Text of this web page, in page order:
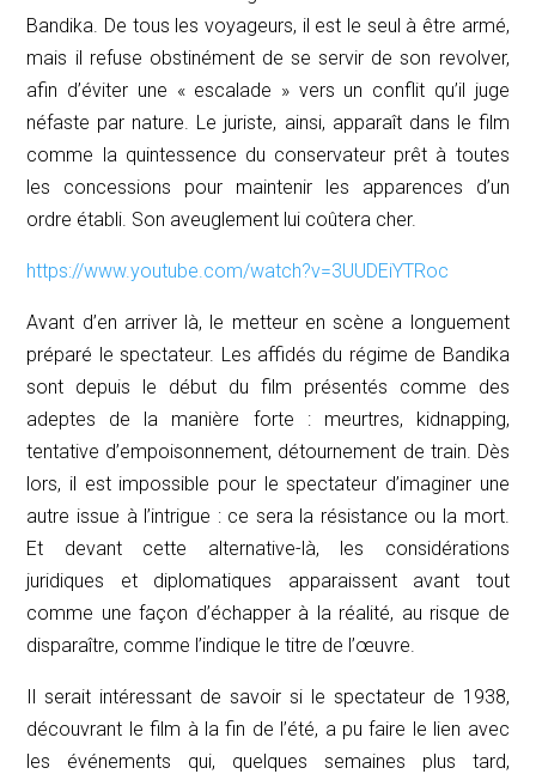
Bandika. De tous les voyageurs, il est le seul à être armé,
mais il refuse obstinément de se servir de son revolver,
afin d’éviter une « escalade » vers un conflit qu’il juge
néfaste par nature. Le juriste, ainsi, apparaît dans le film
comme la quintessence du conservateur prêt à toutes
les concessions pour maintenir les apparences d’un
ordre établi. Son aveuglement lui coûtera cher.
https://www.youtube.com/watch?v=3UUDEiYTRoc
Avant d’en arriver là, le metteur en scène a longuement
préparé le spectateur. Les affidés du régime de Bandika
sont depuis le début du film présentés comme des
adeptes de la manière forte : meurtres, kidnapping,
tentative d’empoisonnement, détournement de train. Dès
lors, il est impossible pour le spectateur d’imaginer une
autre issue à l’intrigue : ce sera la résistance ou la mort.
Et devant cette alternative-là, les considérations
juridiques et diplomatiques apparaissent avant tout
comme une façon d’échapper à la réalité, au risque de
disparaître, comme l’indique le titre de l’œuvre.
Il serait intéressant de savoir si le spectateur de 1938,
découvrant le film à la fin de l’été, a pu faire le lien avec
les événements qui, quelques semaines plus tard,